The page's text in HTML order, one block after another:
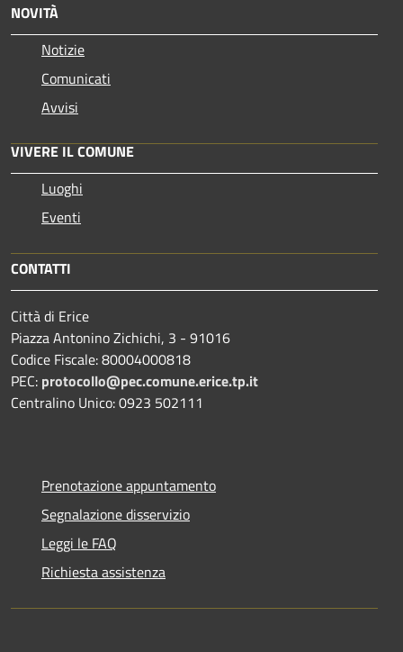
NOVITÀ
Notizie
Comunicati
Avvisi
VIVERE IL COMUNE
Luoghi
Eventi
CONTATTI
Città di Erice
Piazza Antonino Zichichi, 3 - 91016
Codice Fiscale: 80004000818
PEC: protocollo@pec.comune.erice.tp.it
Centralino Unico: 0923 502111
Prenotazione appuntamento
Segnalazione disservizio
Leggi le FAQ
Richiesta assistenza